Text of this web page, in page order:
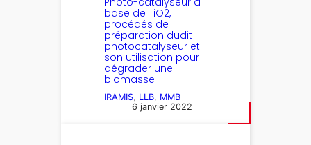
base de TiO2,
procédés de
préparation dudit
photocatalyseur et
son utilisation pour
dégrader une
biomasse
IRAMIS LLB MMB
6 janvier 2022